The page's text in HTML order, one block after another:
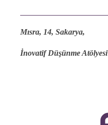
Mısra, 14, Sakarya,
İnovatif Düşünme Atölyesi